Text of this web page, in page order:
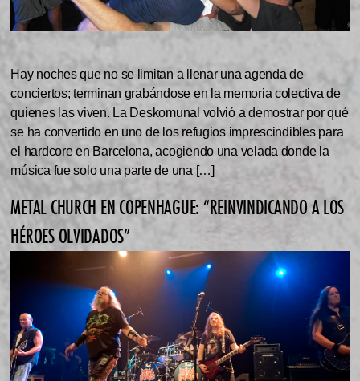
Hay noches que no se limitan a llenar una agenda de
conciertos; terminan grabándose en la memoria colectiva de
quienes las viven. La Deskomunal volvió a demostrar por qué
se ha convertido en uno de los refugios imprescindibles para
el hardcore en Barcelona, acogiendo una velada donde la
música fue solo una parte de una […]
METAL CHURCH EN COPENHAGUE: “REINVINDICANDO A LOS
HÉROES OLVIDADOS”